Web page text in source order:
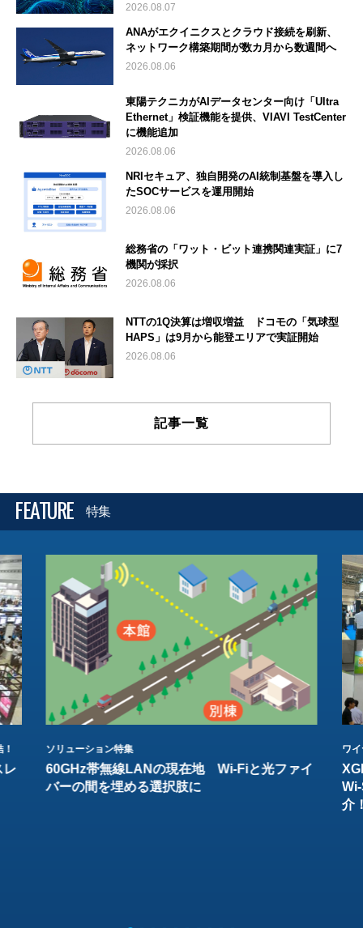
2026.08.07
ANAがエクイニクスとクラウド接続を刷新、
ネットワーク構築期間が数カ月から数週間へ
2026.08.06
東陽テクニカがAIデータセンター向け「Ultra
Ethernet」検証機能を提供、VIAVI TestCenter
に機能追加
2026.08.06
NRIセキュア、独自開発のAI統制基盤を導入し
たSOCサービスを運用開始
2026.08.06
総務省の「ワット・ビット連携関連実証」に7
機関が採択
2026.08.06
NTTの1Q決算は増収増益 ドコモの「気球型
HAPS」は9月から能登エリアで実証開始
2026.08.06
記事一覧
FEATURE 特集
レ
ソリューション特集
60GHz帯無線LANの現在地 Wi-Fiと光ファイ
バーの間を埋める選択肢に
ワ
介